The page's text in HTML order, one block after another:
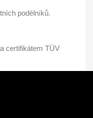
podélníků.
certifikátem TÜV